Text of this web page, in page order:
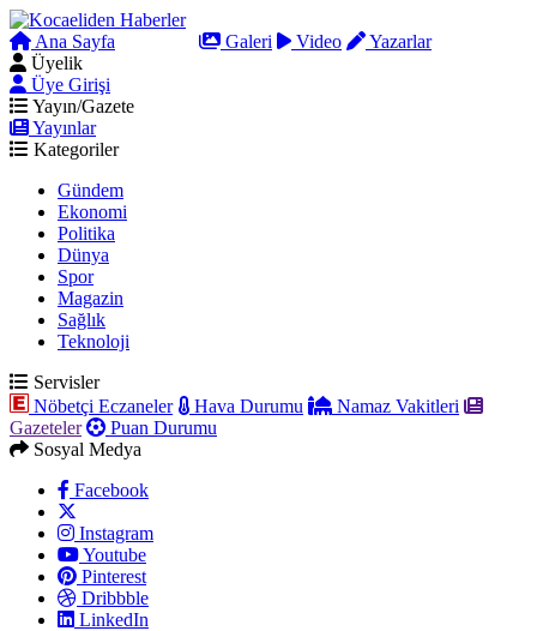
Ana Sayfa Galeri Video
Yazarlar
Üyelik
Üye Girişi
Yayın/Gazete
Yayınlar
Kategoriler
Gündem
Ekonomi
Politika
Dünya
Spor
Magazin
Sağlık
Teknoloji
Servisler
Nöbetçi Eczaneler
Hava Durumu
Namaz Vakitleri
Gazeteler
Puan Durumu
Sosyal Medya
Facebook
Instagram
Youtube
Pinterest
Dribbble
LinkedIn